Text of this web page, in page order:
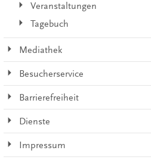
Veranstaltungen
Tagebuch
Mediathek
Besucherservice
Barrierefreiheit
Dienste
Impressum